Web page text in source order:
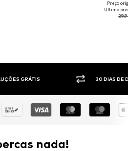
Preço
Último
DE DEVOLUÇÃO
nada!